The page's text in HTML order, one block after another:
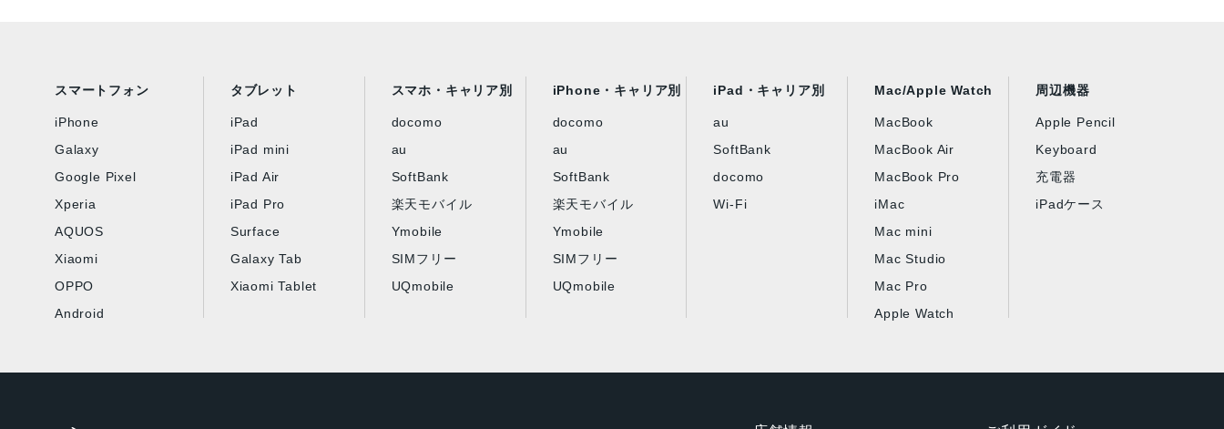
スマートフォン
iPhone
Galaxy
Google Pixel
Xperia
AQUOS
Xiaomi
OPPO
Android
タブレット
iPad
iPad mini
iPad Air
iPad Pro
Surface
Galaxy Tab
Xiaomi Tablet
スマホ・キャリア別
docomo
au
SoftBank
楽天モバイル
Ymobile
SIMフリー
UQmobile
iPhone・キャリア別
docomo
au
SoftBank
楽天モバイル
Ymobile
SIMフリー
UQmobile
iPad・キャリア別
au
SoftBank
docomo
Wi-Fi
Mac/Apple Watch
MacBook
MacBook Air
MacBook Pro
iMac
Mac mini
Mac Studio
Mac Pro
Apple Watch
周辺機器
Apple Pencil
Keyboard
充電器
iPadケース